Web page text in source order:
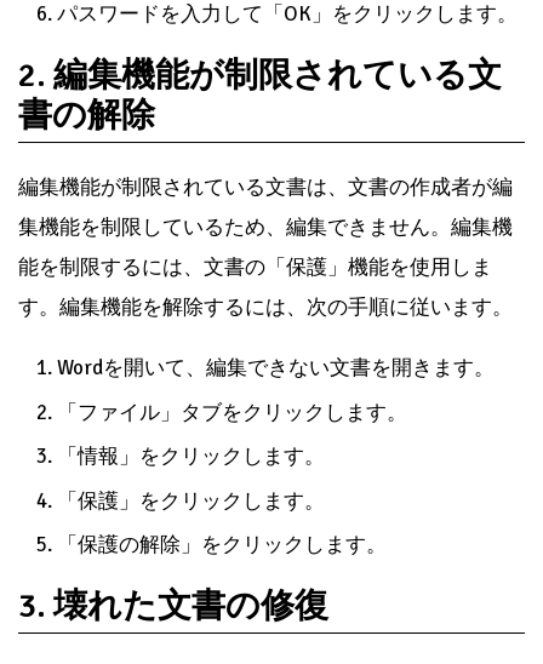
パスワードを入力して「OK」をクリックします。
2. 編集機能が制限されている文
書の解除
編集機能が制限されている文書は、文書の作成者が編
集機能を制限しているため、編集できません。編集機
能を制限するには、文書の「保護」機能を使用しま
す。編集機能を解除するには、次の手順に従います。
Wordを開いて、編集できない文書を開きます。
「ファイル」タブをクリックします。
「情報」をクリックします。
「保護」をクリックします。
「保護の解除」をクリックします。
3. 壊れた文書の修復